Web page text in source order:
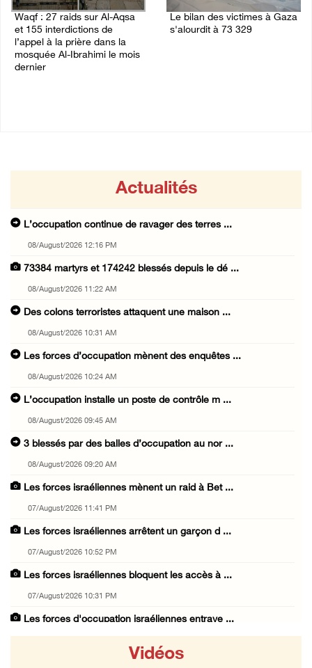
Waqf : 27 raids sur Al-Aqsa
et 155 interdictions de
l’appel à la prière dans la
mosquée Al-Ibrahimi le mois
dernier
Le bilan des victimes à Gaza
s'alourdit à 73 329
Actualités
L’occupation continue de ravager des terres ...
08/August/2026 12:16 PM
73384 martyrs et 174242 blessés depuis le dé ...
08/August/2026 11:22 AM
Des colons terroristes attaquent une maison ...
08/August/2026 10:31 AM
Les forces d’occupation mènent des enquêtes ...
08/August/2026 10:24 AM
L’occupation installe un poste de contrôle m ...
08/August/2026 09:45 AM
3 blessés par des balles d’occupation au nor ...
08/August/2026 09:20 AM
Les forces israéliennes mènent un raid à Bet ...
07/August/2026 11:41 PM
Les forces israéliennes arrêtent un garçon d ...
07/August/2026 10:52 PM
Les forces israéliennes bloquent les accès à ...
07/August/2026 10:31 PM
Les forces d'occupation israéliennes entrave ...
Vidéos